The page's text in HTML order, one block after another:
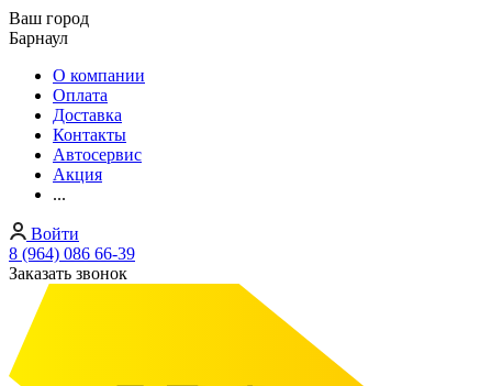
Ваш город
Барнаул
О компании
Оплата
Доставка
Контакты
Автосервис
Акция
...
Войти
8 (964) 086 66-39
Заказать звонок